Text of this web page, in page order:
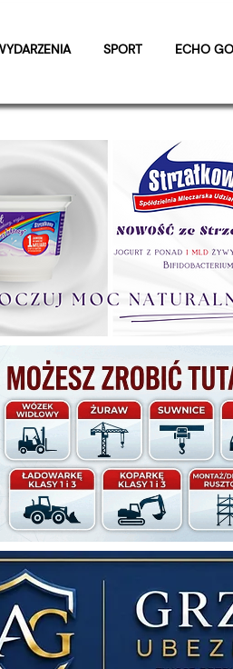
SPORT ECHO